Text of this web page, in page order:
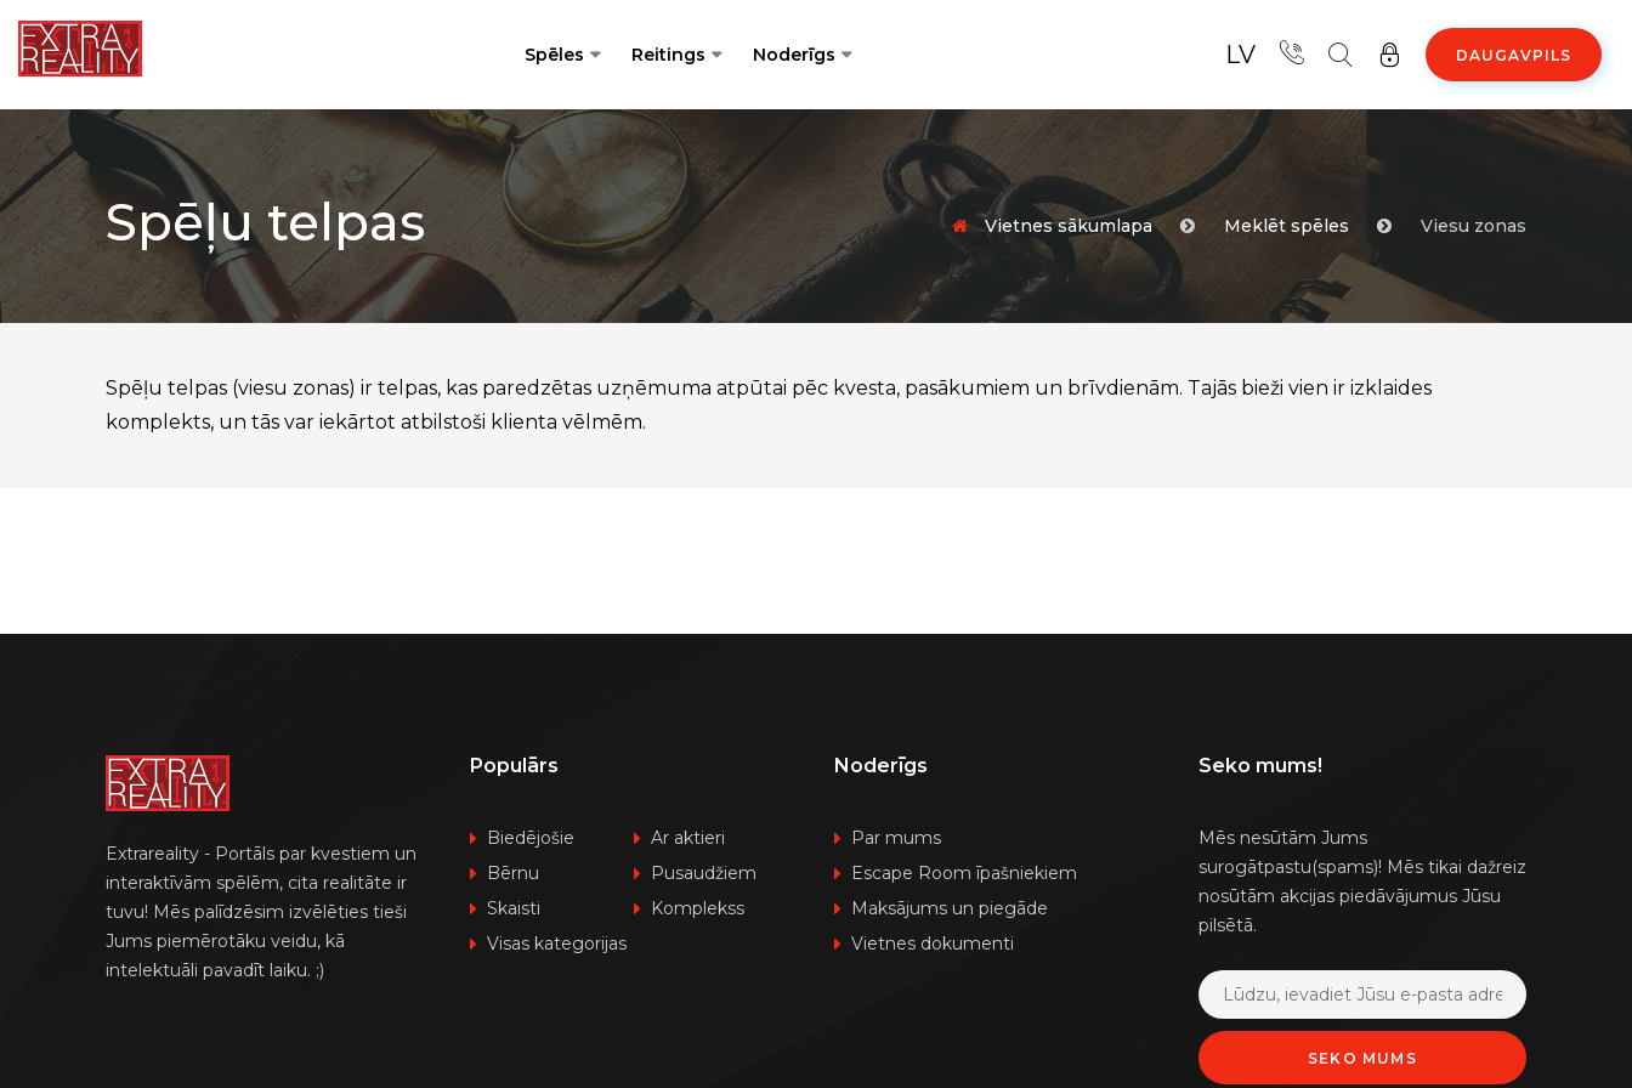
Spēles Reitings Noderīgs LV DAUGAVPILS
Spēļu telpas Vietnes sākumlapa Meklēt spēles Viesu zonas
Spēļu telpas (viesu zonas) ir telpas, kas paredzētas uzņēmuma atpūtai pēc kvesta, pasākumiem un brīvdienām. Tajās bieži vien ir izklaides
komplekts, un tās var iekārtot atbilstoši klienta vēlmēm.
Extrareality - Portāls par kvestiem un
interaktīvām spēlēm, cita realitāte ir
tuvu! Mēs palīdzēsim izvēlēties tieši
Jums piemērotāku veidu, kā
intelektuāli pavadīt laiku. ;)
Populārs
Biedējošie
Ar aktieri
Bērnu
Pusaudžiem
Skaisti
Komplekss
Visas kategorijas
Noderīgs
Par mums
Escape Room īpašniekiem
Maksājums un piegāde
Vietnes dokumenti
Seko mums!
Mēs nesūtām Jums
surogātpastu(spams)! Mēs tikai dažreiz
nosūtām akcijas piedāvājumus Jūsu
pilsētā.
SEKO MUMS